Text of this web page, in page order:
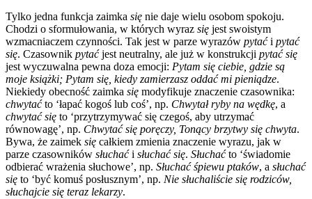
Tylko jedna funkcja zaimka się nie daje wielu osobom spokoju.
Chodzi o sformułowania, w których wyraz się jest swoistym
wzmacniaczem czynności. Tak jest w parze wyrazów pytaći pytać
się. Czasownik pytaćjest neutralny, ale już w konstrukcji pytać się
jest wyczuwalna pewna doza emocji: Pytam się ciebie, gdzie są
moje książki; Pytam się, kiedy zamierzasz oddać mi pieniądze.
Niekiedy obecność zaimka się modyfikuje znaczenie czasownika:
chwytaćto ‘łapać kogoś lub coś’, np. Chwytał ryby na wędkę, a
chwytać się to ‘przytrzymywać się czegoś, aby utrzymać
równowagę’, np. Chwytać się poręczy, Tonący brzytwy się chwyta.
Bywa, że zaimek się całkiem zmienia znaczenie wyrazu, jak w
parze czasowników słuchaći słuchać się. Słuchaćto ‘świadomie
odbierać wrażenia słuchowe’, np. Słuchać śpiewu ptaków, a słuchać
się to ‘być komuś posłusznym’, np. Nie słuchaliście się rodziców,
słuchajcie się teraz lekarzy.